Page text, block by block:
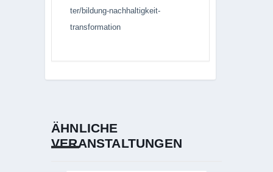
ter/bildung-nachhaltigkeit-
transformation
ÄHNLICHE
VERANSTALTUNGEN